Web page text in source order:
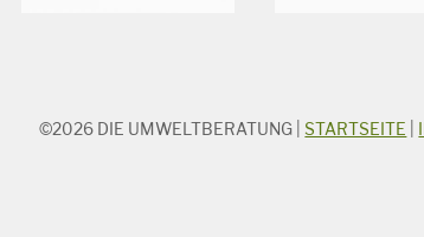
STICHWORTSUCHE
©2026 DIE UMWELTBERATUNG |STARTSEITE